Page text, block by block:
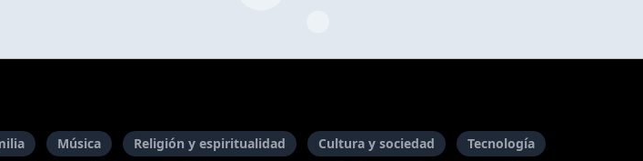
Música Religión y espiritualidad Cultura y sociedad
Tecnología